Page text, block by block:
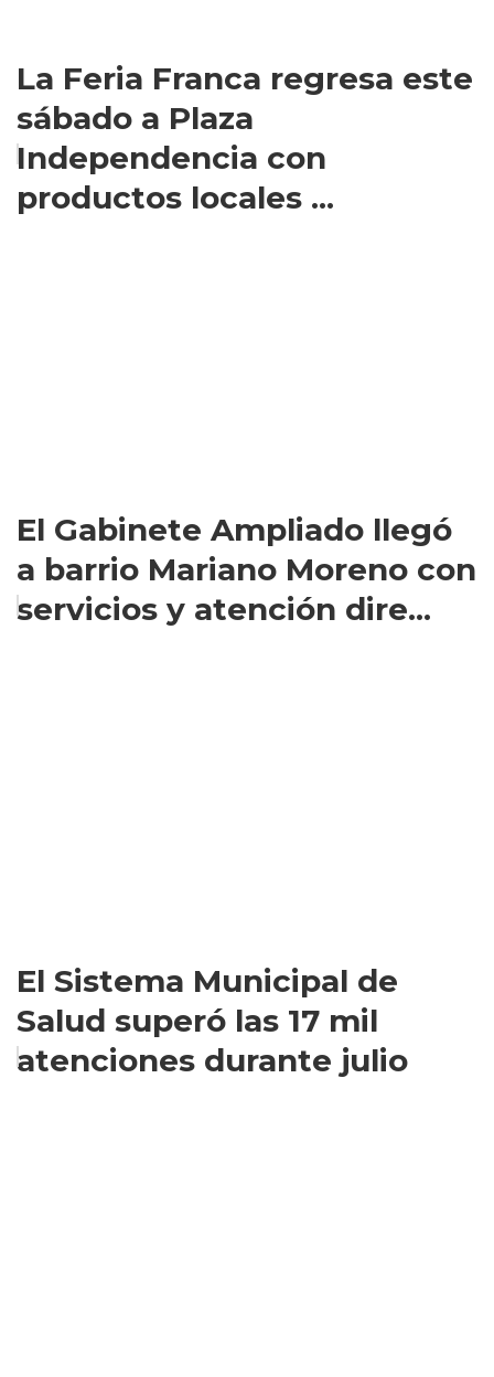
La Feria Franca regresa este
sábado a Plaza
Independencia con
productos locales ...
El Gabinete Ampliado llegó
a barrio Mariano Moreno con
servicios y atención dire...
El Sistema Municipal de
Salud superó las 17 mil
atenciones durante julio